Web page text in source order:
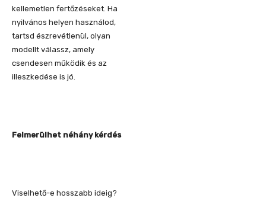
kellemetlen fertőzéseket. Ha
nyilvános helyen használod,
tartsd észrevétlenül, olyan
modellt válassz, amely
csendesen működik és az
illeszkedése is jó.
Felmerülhet néhány kérdés
Viselhető-e hosszabb ideig?